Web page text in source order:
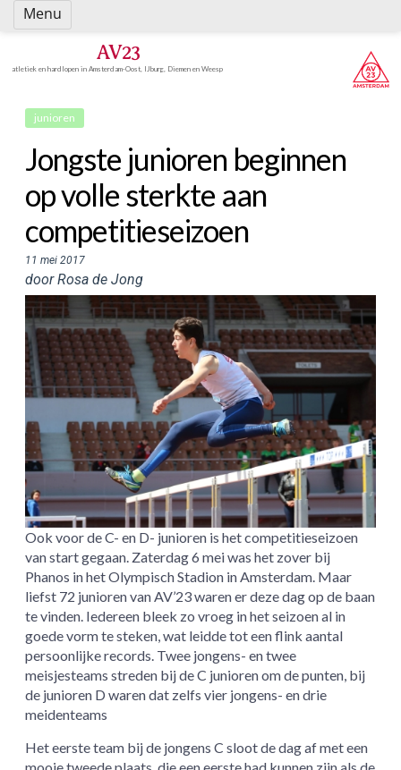
Spring
naar
AV23
atletiek en hardlopen in Amsterdam-Oost, IJburg, Diemen en Weesp
junioren
Jongste junioren beginnen
op volle sterkte aan
competitieseizoen
11 mei 2017
door Rosa de Jong
Ook voor de C- en D- junioren is het competitieseizoen
van start gegaan. Zaterdag 6 mei was het zover bij
Phanos in het Olympisch Stadion in Amsterdam. Maar
liefst 72 junioren van AV’23 waren er deze dag op de baan
te vinden. Iedereen bleek zo vroeg in het seizoen al in
goede vorm te steken, wat leidde tot een flink aantal
persoonlijke records. Twee jongens- en twee
meisjesteams streden bij de C junioren om de punten, bij
de junioren D waren dat zelfs vier jongens- en drie
meidenteams
Het eerste team bij de jongens C sloot de dag af met een
Menu